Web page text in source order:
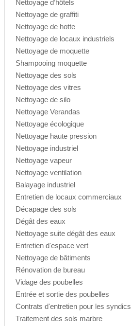
Nettoyage d’hôtels
Nettoyage de graffiti
Nettoyage de hotte
Nettoyage de locaux industriels
Nettoyage de moquette
Shampooing moquette
Nettoyage des sols
Nettoyage des vitres
Nettoyage de silo
Nettoyage Verandas
Nettoyage écologique
Nettoyage haute pression
Nettoyage industriel
Nettoyage vapeur
Nettoyage ventilation
Balayage industriel
Entretien de locaux commerciaux
Décapage des sols
Dégât des eaux
Nettoyage suite dégât des eaux
Entretien d'espace vert
Nettoyage de bâtiments
Rénovation de bureau
Vidage des poubelles
Entrée et sortie des poubelles
Contrats d'entretien pour les syndics
Traitement des sols marbre